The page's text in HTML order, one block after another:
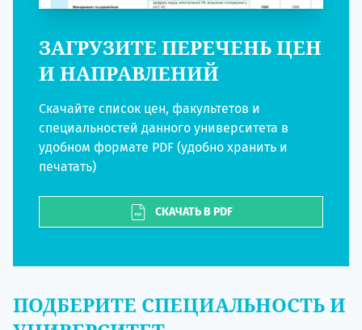
ЗАГРУЗИТЕ ПЕРЕЧЕНЬ ЦЕН
И НАПРАВЛЕНИЙ
Скачайте список цен, факультетов и
специальностей данного университета в
удобном формате PDF (удобно хранить и
печатать)
СКАЧАТЬ В PDF
ПОДБЕРИТЕ СПЕЦИАЛЬНОСТЬ И